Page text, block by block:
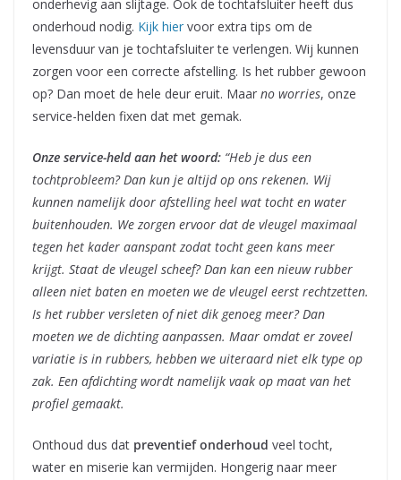
onderhevig aan slijtage. Ook de tochtafsluiter heeft dus
onderhoud nodig. Kijk hier voor extra tips om de
levensduur van je tochtafsluiter te verlengen. Wij kunnen
zorgen voor een correcte afstelling. Is het rubber gewoon
op? Dan moet de hele deur eruit. Maar no worries, onze
service-helden fixen dat met gemak.
Onze service-held aan het woord: “Heb je dus een
tochtprobleem? Dan kun je altijd op ons rekenen. Wij
kunnen namelijk door afstelling heel wat tocht en water
buitenhouden. We zorgen ervoor dat de vleugel maximaal
tegen het kader aanspant zodat tocht geen kans meer
krijgt. Staat de vleugel scheef? Dan kan een nieuw rubber
alleen niet baten en moeten we de vleugel eerst rechtzetten.
Is het rubber versleten of niet dik genoeg meer? Dan
moeten we de dichting aanpassen. Maar omdat er zoveel
variatie is in rubbers, hebben we uiteraard niet elk type op
zak. Een afdichting wordt namelijk vaak op maat van het
profiel gemaakt.
Onthoud dus dat preventief onderhoud veel tocht,
water en miserie kan vermijden. Hongerig naar meer